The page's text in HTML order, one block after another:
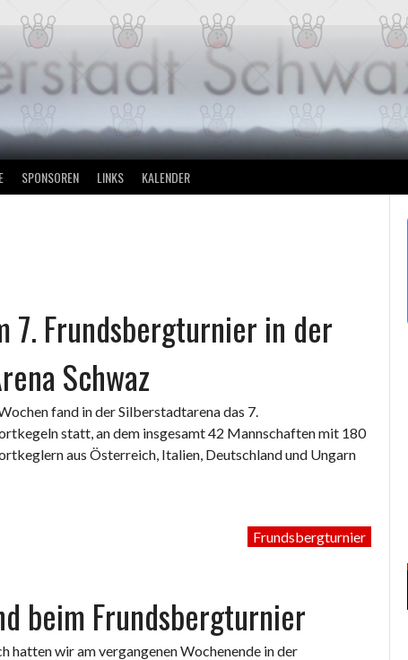
SPONSOREN LINKS KALENDER
7. Frundsbergturnier in der
Schwaz
fand in der Silberstadtarena das 7.
statt, an dem insgesamt 42 Mannschaften mit 180
aus Österreich, Italien, Deutschland und Ungarn
Frundsbergturnier
beim Frundsbergturnier
hatten wir am vergangenen Wochenende in der